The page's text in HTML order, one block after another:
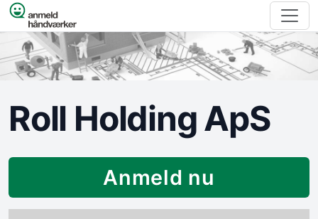
Spring til indhold
Roll Holding ApS
Anmeld nu